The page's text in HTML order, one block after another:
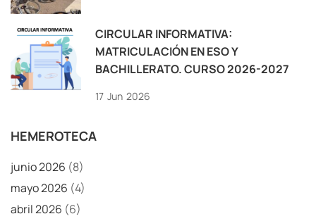
CIRCULAR INFORMATIVA:
MATRICULACIÓN EN ESO Y
BACHILLERATO. CURSO 2026-2027
17 Jun 2026
HEMEROTECA
junio 2026 (8)
mayo 2026 (4)
abril 2026 (6)